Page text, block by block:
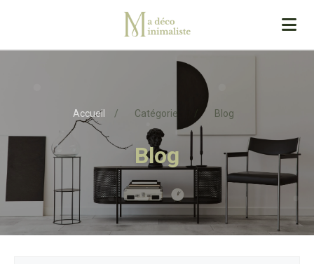
Accueil / Catégorie Blog
Blog